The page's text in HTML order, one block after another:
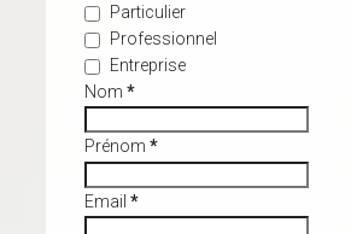
Particulier
Professionnel
Entreprise
Nom *
Prénom *
Email *